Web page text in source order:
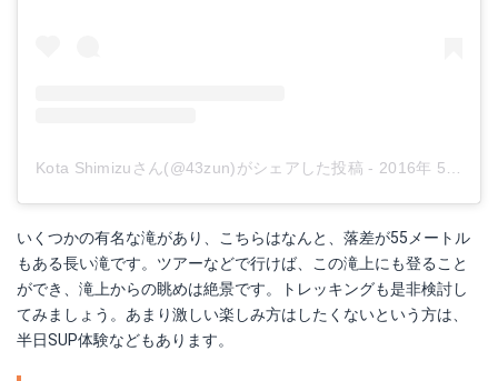
Kota Shimizuさん(@43zun)がシェアした投稿 - 2016年 5月月15日午前11時49分PDT
いくつかの有名な滝があり、こちらはなんと、落差が55メートル
もある長い滝です。ツアーなどで行けば、この滝上にも登ること
ができ、滝上からの眺めは絶景です。トレッキングも是非検討し
てみましょう。あまり激しい楽しみ方はしたくないという方は、
半日SUP体験などもあります。